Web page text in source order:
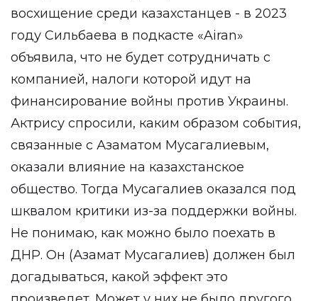
восхищение среди казахстанцев - в 2023
году Сильбаева в подкасте «Airan»
объявила, что не будет сотрудничать с
компанией, налоги которой идут на
финансирование войны против Украины.
Актрису спросили, каким образом события,
связанные с Азаматом Мусагалиевым,
оказали влияние на казахстанское
общество. Тогда Мусагалиев оказался под
шквалом критики из-за поддержки войны.
Не понимаю, как можно было поехать в
ДНР. Он (Азамат Мусагалиев) должен был
догадываться, какой эффект это